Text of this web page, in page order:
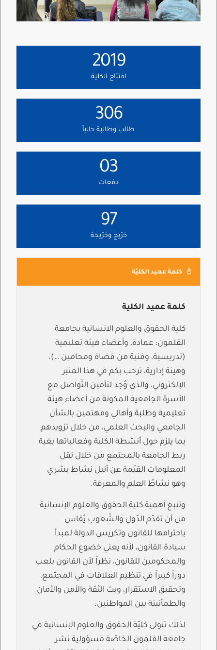
2019
افتتاح الكلية
306
طالب وطالبة حالياً
03
دفعات
97
خرّيج وخرّيجة
كلمة عميد الكليّة
كلمة عميد الكلية
كلية الحقوق والعلوم الانسانية بجامعة
القلمون: عمادة، وأعضاء هيئة تعليمية
(تدريسية، وفنية من قضاة ومحامين …)،
وهيئة إدارية، ترحب بكم في هذا المنبر
الإلكتروني، والذي وُجد لتأمين التّواصل مع
الأسرة الجامعية المكونة من أعضاء هيئة
تعليمية وطلبة وأهالي ومهتمين بالشأن
الجامعي والبحث العلمي، من خلال تزويدهم
بما يلزم حول أنشطة الكلية وفعالياتها بغية
ربط الجامعة بالمجتمع من خلال نقل
المعلومات القيّمة عن أنبل نشاط بشري
وهو نشاطُ العلم والمعرفة.
وتنبع أهمية كلية الحقوق والعلوم الإنسانية
من أن تقدّم الدّول والشّعوب يُقاس
باحترامها للقانون وتكريس الدولة لمبدأ
سيادة القانون، لأنه يعني خضوع الحكام
والمحكومين للقانون، نظراً لأن القانون يلعب
دوراً كبيراً في تنظيم العلاقات في المجتمع،
وتحقيق الاستقرار، وبث الثقة والأمن والأمان
والطمأنينة بين المواطنين.
لذلك تتولى كليّة الحقوق والعلوم الإنسانية في
جامعة القلمون الخاصّة مسؤولية نشر